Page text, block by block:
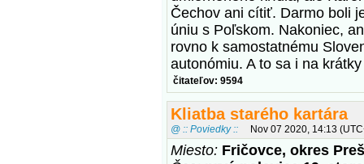
Čechov ani cítiť. Darmo boli
úniu s Poľskom. Nakoniec,
rovno k samostatnému
autonómiu. A to sa i na
čitateľov: 9594
Kliatba starého kartára
@ :: Poviedky :: Nov 07 2020, 14:13
Miesto: Fričovce, okres